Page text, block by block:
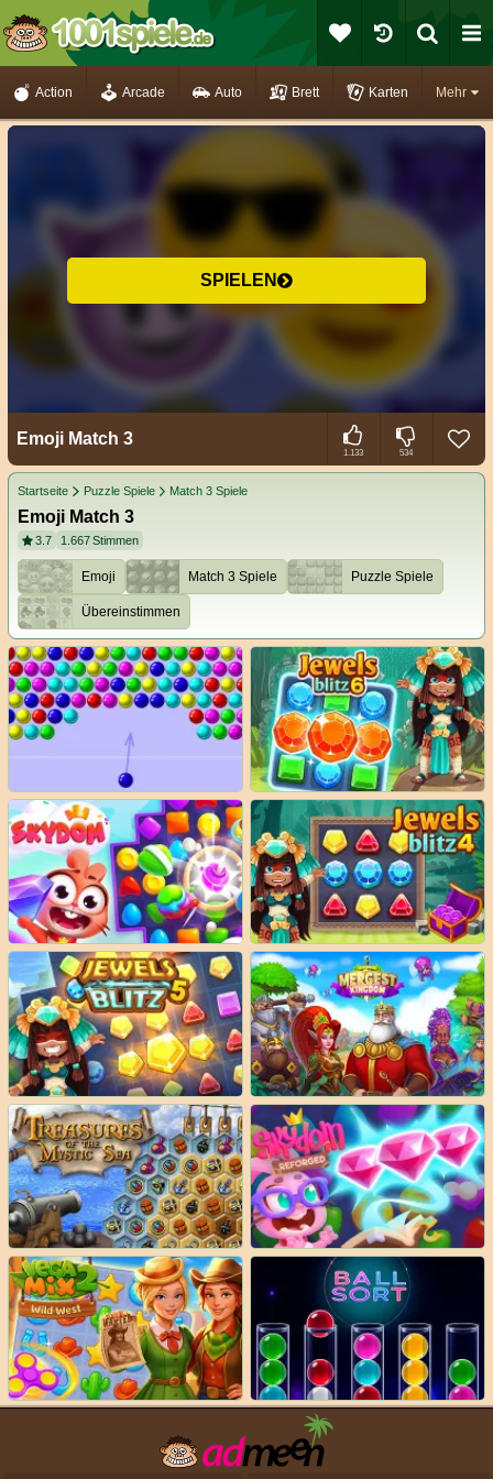
Mehr
Action Arcade Auto Brett Karten
SPIELEN
Emoji Match 3
1.133 534
Startseite Puzzle Spiele Match 3 Spiele
Emoji Match 3
3.7 1.667Stimmen
Emoji Match 3 Spiele Puzzle Spiele
Übereinstimmen